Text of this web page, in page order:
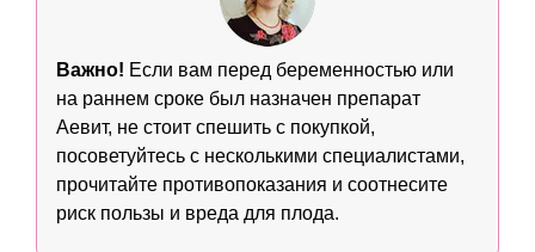
Важно! Если вам перед беременностью или
на раннем сроке был назначен препарат
Аевит, не стоит спешить с покупкой,
посоветуйтесь с несколькими специалистами,
прочитайте противопоказания и соотнесите
риск пользы и вреда для плода.